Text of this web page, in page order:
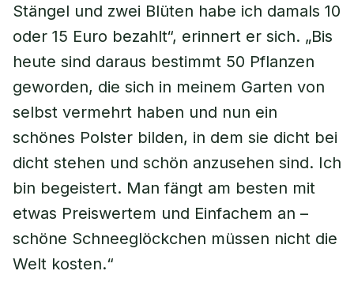
Stängel und zwei Blüten habe ich damals 10
oder 15 Euro bezahlt“, erinnert er sich. „Bis
heute sind daraus bestimmt 50 Pflanzen
geworden, die sich in meinem Garten von
selbst vermehrt haben und nun ein
schönes Polster bilden, in dem sie dicht bei
dicht stehen und schön anzusehen sind. Ich
bin begeistert. Man fängt am besten mit
etwas Preiswertem und Einfachem an –
schöne Schneeglöckchen müssen nicht die
Welt kosten.“